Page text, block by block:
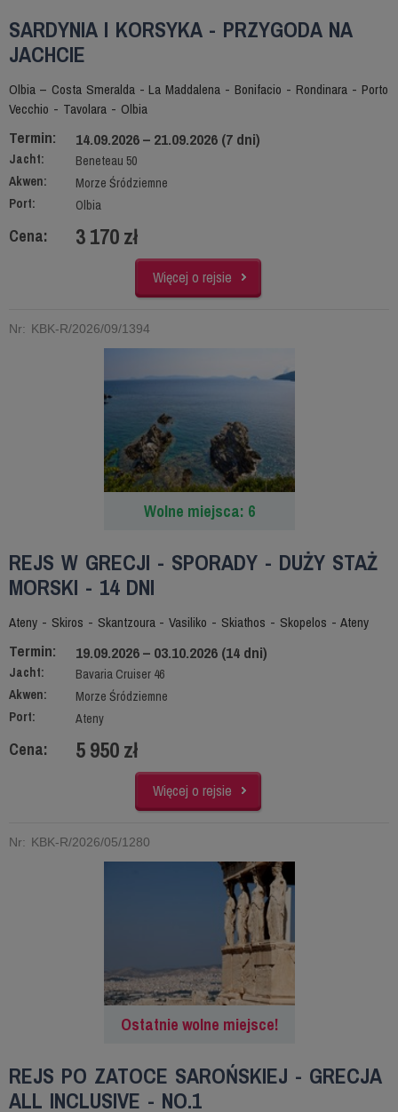
SARDYNIA I KORSYKA - PRZYGODA NA
JACHCIE
Olbia – Costa Smeralda - La Maddalena - Bonifacio - Rondinara - Porto
Vecchio - Tavolara - Olbia
Termin: 14.09.2026 – 21.09.2026 (7 dni)
Jacht:
Beneteau 50
Akwen:
Morze Śródziemne
Port:
Olbia
Cena: 3 170 zł
Więcej o rejsie
Nr: KBK-R/2026/09/1394
Wolne miejsca: 6
REJS W GRECJI - SPORADY - DUŻY STAŻ
MORSKI - 14 DNI
Ateny - Skiros - Skantzoura - Vasiliko - Skiathos - Skopelos - Ateny
Termin: 19.09.2026 – 03.10.2026 (14 dni)
Jacht:
Bavaria Cruiser 46
Akwen:
Morze Śródziemne
Port:
Ateny
Cena: 5 950 zł
Więcej o rejsie
Nr: KBK-R/2026/05/1280
Ostatnie wolne miejsce!
REJS PO ZATOCE SAROŃSKIEJ - GRECJA
ALL INCLUSIVE - NO.1